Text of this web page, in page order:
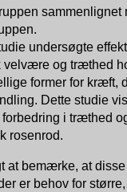
sammenlignet
undersøgte
velvære og træthed
former for kræft,
Dette studie
i træthed
rosenrod.
at bemærke, at
er behov for større,